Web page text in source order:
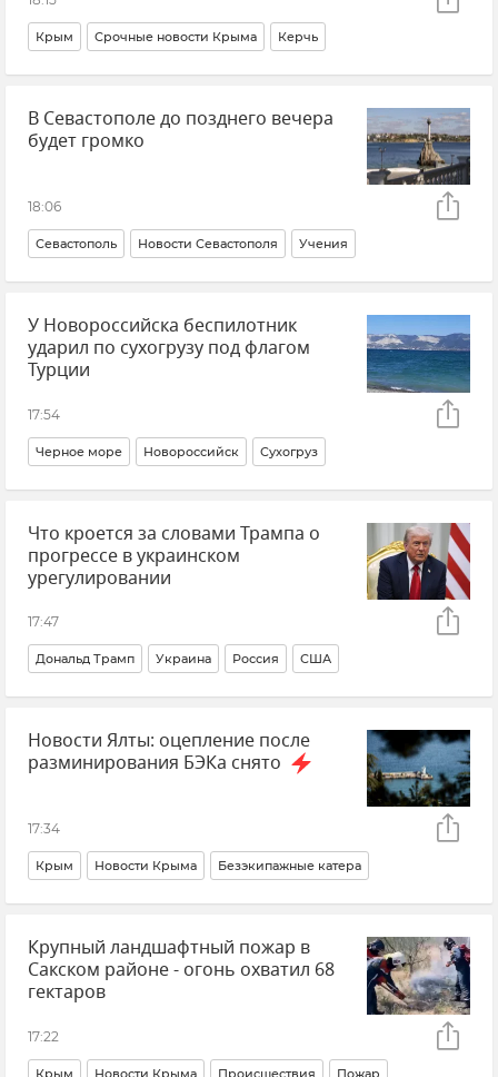
Крым Срочные новости Крыма Керчь
Атаки ВСУ Атаки ВСУ на Крым
Безопасность Республики Крым и Севастополя
Сергей Аксенов Прокуратура Республики Крым
В Севастополе до позднего вечера
будет громко
18:06
Севастополь Новости Севастополя Учения
Военно-морской флот РФ
Безопасность Республики Крым и Севастополя
У Новороссийска беспилотник
ударил по сухогрузу под флагом
Турции
17:54
Черное море Новороссийск Сухогруз
Атаки ВСУ Новости
Что кроется за словами Трампа о
прогрессе в украинском
урегулировании
17:47
Дональд Трамп Украина Россия США
Мнения Политика Вадим Колесниченко
Новости Ялты: оцепление после
разминирования БЭКа снято
17:34
Крым Новости Крыма Безэкипажные катера
Ялта Беспилотник (БПЛА, дрон)
Крупный ландшафтный пожар в
Сакском районе - огонь охватил 68
гектаров
17:22
Крым Новости Крыма Происшествия Пожар